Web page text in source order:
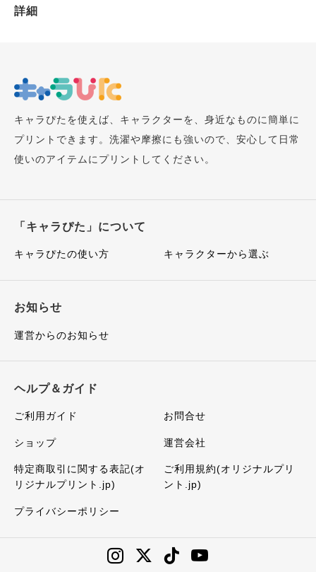
詳細
キャラぴたを使えば、キャラクターを、身近なものに簡単に
プリントできます。洗濯や摩擦にも強いので、安心して日常
使いのアイテムにプリントしてください。
「キャラぴた」について
キャラぴたの使い方 キャラクターから選ぶ
お知らせ
運営からのお知らせ
ヘルプ＆ガイド
ご利用ガイド お問合せ
ショップ 運営会社
特定商取引に関する表記(オ
リジナルプリント.jp)
ご利用規約(オリジナルプリ
ント.jp)
プライバシーポリシー